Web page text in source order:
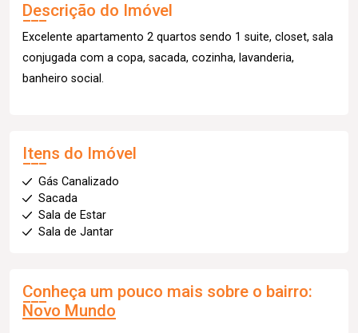
Descrição do Imóvel
Excelente apartamento 2 quartos sendo 1 suite, closet, sala
conjugada com a copa, sacada, cozinha, lavanderia,
banheiro social.
Itens do Imóvel
Gás Canalizado
Sacada
Sala de Estar
Sala de Jantar
Conheça um pouco mais sobre o bairro:
Novo Mundo